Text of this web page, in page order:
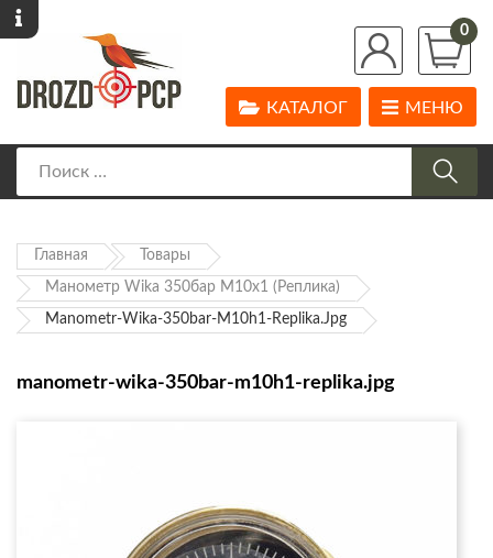
0
МЕНЮ
КАТАЛОГ
Главная Товары
Манометр Wika 350бар М10х1 (реплика)
Manometr-Wika-350bar-M10h1-Replika.jpg
manometr-wika-350bar-m10h1-replika.jpg